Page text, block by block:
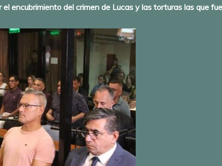
encubrimiento del crimen de Lucas y las torturas las que